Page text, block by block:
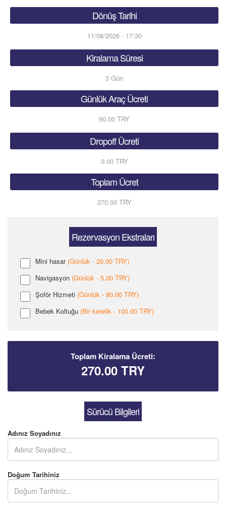
Dönüş Tarihi
11/08/2026 - 17:30
Kiralama Süresi
3 Gün
Günlük Araç Ücreti
90.00 TRY
Dropoff Ücreti
0.00 TRY
Toplam Ücret
270.00 TRY
Rezervasyon Ekstraları
Mini hasar (Günlük - 20.00 TRY)
Navigasyon (Günlük - 5.00 TRY)
Şoför Hizmeti (Günlük - 80.00 TRY)
Bebek Koltuğu (Bir kerelik - 100.00 TRY)
Toplam Kiralama Ücreti:
270.00 TRY
Sürücü Bilgileri
Adınız Soyadınız
Doğum Tarihiniz